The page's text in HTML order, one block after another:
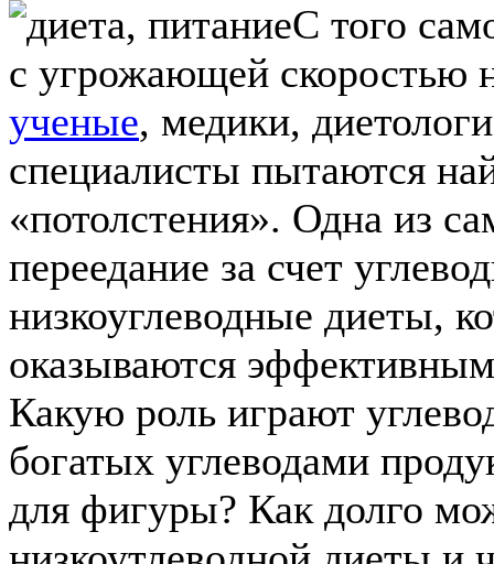
С того
с угрожающей скоростью
ученые, медики,
специалисты пытаются
«потолстения». Одна из
переедание за счет
низкоуглеводные диеты,
оказываются
Какую роль играют
богатых углеводами
для фигуры? Как долго